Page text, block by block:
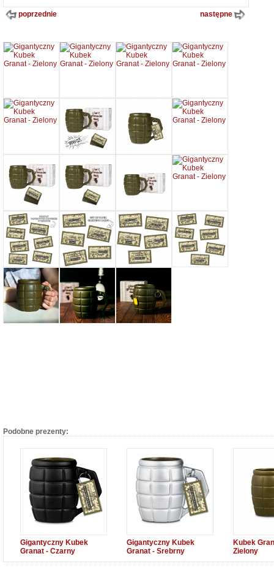
poprzednie następne
Podobne prezenty:
Gigantyczny Kubek
Granat - Czarny
Gigantyczny Kubek
Granat - Srebrny
Kubek
Zielony